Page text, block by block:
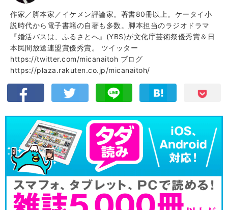
作家／脚本家／イケメン評論家。著書80冊以上。ケータイ小
説時代から電子書籍の自著も多数。脚本担当のラジオドラマ
『婚活バスは、ふるさとへ』(YBS)が文化庁芸術祭優秀賞＆日
本民間放送連盟賞優秀賞。 ツイッター
https://twitter.com/micanaitoh ブログ
https://plaza.rakuten.co.jp/micanaitoh/